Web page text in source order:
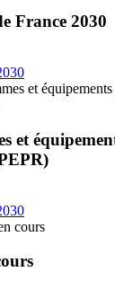
France 2030
et
et
cours